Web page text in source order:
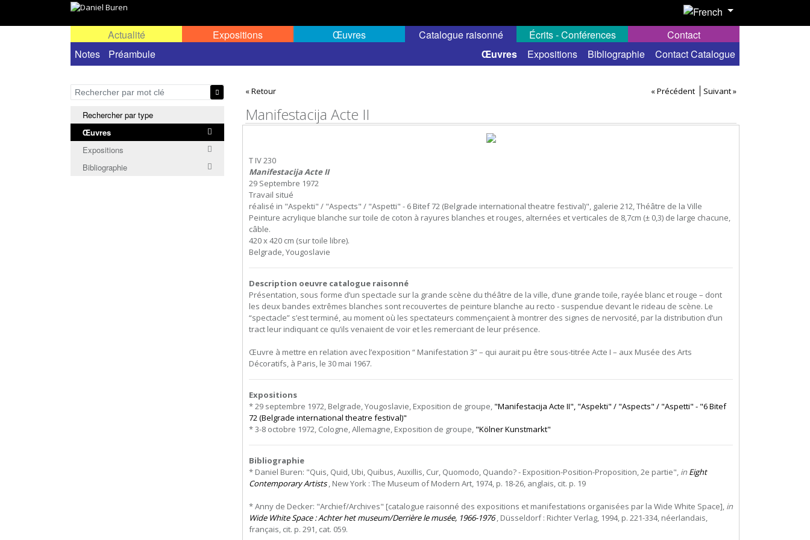
Actualité Expositions
Œuvres
Œuvres permanentes dans l'espace public ou semi-public
Catalogue raisonné
Notes
Préambule Œuvres Expositions Bibliographie Contact Catalogue
Écrits - Conférences Contact
Rechercher par type
Œuvres
Expositions
Bibliographie
« Retour « Précédent Suivant »
Manifestacija Acte II
T IV 230
Manifestacija Acte II
29 Septembre 1972
Travail situé
réalisé in "Aspekti" / "Aspects" / "Aspetti" - 6 Bitef 72 (Belgrade international theatre festival)", galerie 212, Théâtre de la Ville
Peinture acrylique blanche sur toile de coton à rayures blanches et rouges, alternées et verticales de 8,7cm (± 0,3) de large chacune,
câble.
420 x 420 cm (sur toile libre).
Belgrade, Yougoslavie
Description oeuvre catalogue raisonné
Présentation, sous forme d’un spectacle sur la grande scène du théâtre de la ville, d’une grande toile, rayée blanc et rouge – dont
les deux bandes extrêmes blanches sont recouvertes de peinture blanche au recto - suspendue devant le rideau de scène. Le
“spectacle” s’est terminé, au moment où les spectateurs commençaient à montrer des signes de nervosité, par la distribution d’un
tract leur indiquant ce qu’ils venaient de voir et les remerciant de leur présence.
Œuvre à mettre en relation avec l’exposition “ Manifestation 3” – qui aurait pu être sous-titrée Acte I – aux Musée des Arts
Décoratifs, à Paris, le 30 mai 1967.
Expositions
* 29 septembre 1972, Belgrade, Yougoslavie, Exposition de groupe, "Manifestacija Acte II", "Aspekti" / "Aspects" / "Aspetti" - "6 Bitef
72 (Belgrade international theatre festival)"
* 3-8 octobre 1972, Cologne, Allemagne, Exposition de groupe, "Kölner Kunstmarkt"
Bibliographie
* Daniel Buren: "Quis, Quid, Ubi, Quibus, Auxillis, Cur, Quomodo, Quando? - Exposition-Position-Proposition, 2e partie", in Eight
Contemporary Artists, New York : The Museum of Modern Art, 1974, p. 18-26, anglais, cit. p. 19
* Anny de Decker: "Archief/Archives" [catalogue raisonné des expositions et manifestations organisées par la Wide White Space], in
Wide White Space : Achter het museum/Derrière le musée, 1966-1976, Düsseldorf : Richter Verlag, 1994, p. 221-334, néerlandais,
français, cit. p. 291, cat. 059.